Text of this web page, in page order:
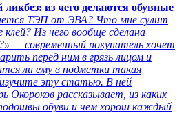
ликбез: из чего делаются обувные
ТЭП от ЭВА? Что мне сулит
Из чего вообще сделана
— современный покупатель хочет
перед ним в грязь лицом и
ли ему в подметки такая
эту статью. В ней
Окороков рассказывает, из каких
обуви и чем хорош каждый